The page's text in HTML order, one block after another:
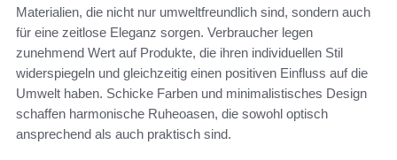
Materialien, die nicht nur umweltfreundlich sind, sondern auch
für eine zeitlose Eleganz sorgen. Verbraucher legen
zunehmend Wert auf Produkte, die ihren individuellen Stil
widerspiegeln und gleichzeitig einen positiven Einfluss auf die
Umwelt haben. Schicke Farben und minimalistisches Design
schaffen harmonische Ruheoasen, die sowohl optisch
ansprechend als auch praktisch sind.